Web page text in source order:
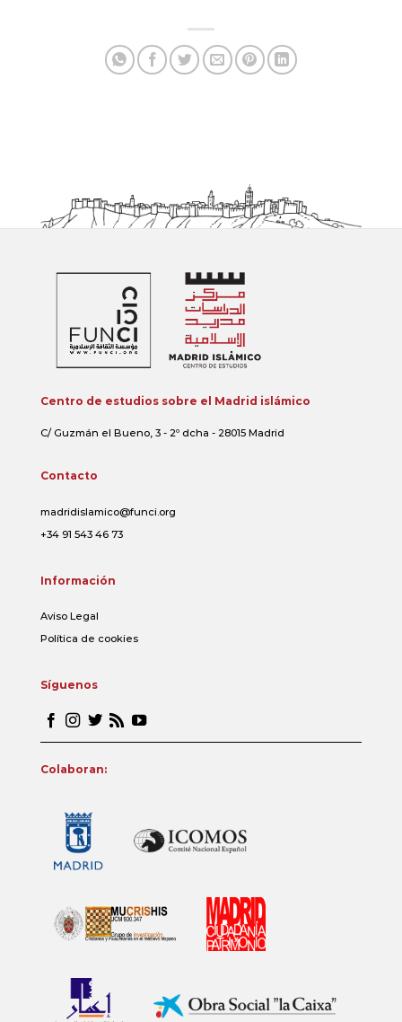
Centro de estudios sobre el Madrid islámico
C/ Guzmán el Bueno, 3 - 2º dcha - 28015 Madrid
Contacto
madridislamico@funci.org
+34 91 543 46 73
Información
Aviso Legal
Política de cookies
Síguenos
Colaboran: